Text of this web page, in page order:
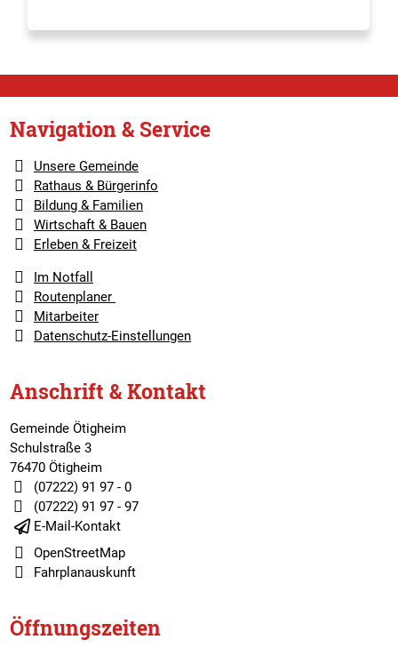
Navigation & Service
Unsere Gemeinde
Rathaus & Bürgerinfo
Bildung & Familien
Wirtschaft & Bauen
Erleben & Freizeit
Im Notfall
Routenplaner
Mitarbeiter
Datenschutz-Einstellungen
Anschrift & Kontakt
Gemeinde Ötigheim
Schulstraße 3
76470 Ötigheim
(07222) 91 97 - 0
(07222) 91 97 - 97
E-Mail-Kontakt
OpenStreetMap
Fahrplanauskunft
Öffnungszeiten